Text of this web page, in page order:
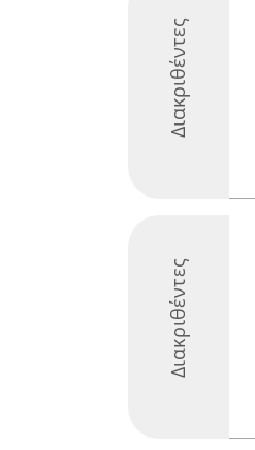
Διακριθέντες
Διακριθέντες